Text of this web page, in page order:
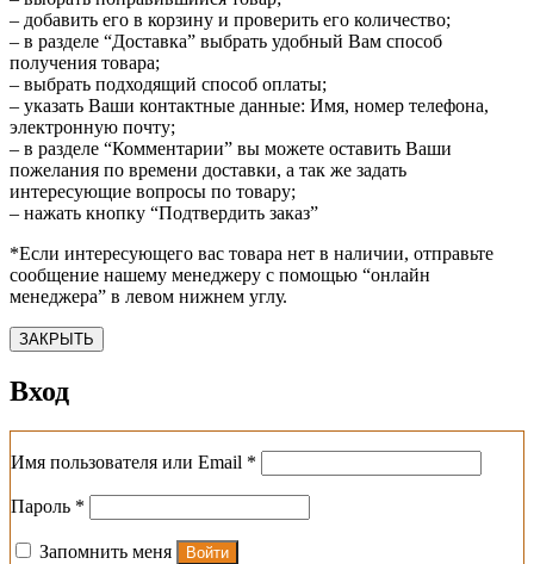
– добавить его в корзину и проверить его количество;
– в разделе “Доставка” выбрать удобный Вам способ
получения товара;
– выбрать подходящий способ оплаты;
– указать Ваши контактные данные: Имя, номер телефона,
электронную почту;
– в разделе “Комментарии” вы можете оставить Ваши
пожелания по времени доставки, а так же задать
интересующие вопросы по товару;
– нажать кнопку “Подтвердить заказ”
*Если интересующего вас товара нет в наличии, отправьте
сообщение нашему менеджеру с помощью “онлайн
менеджера” в левом нижнем углу.
ЗАКРЫТЬ
Вход
Имя пользователя или Email *
Пароль *
Запомнить меня Войти